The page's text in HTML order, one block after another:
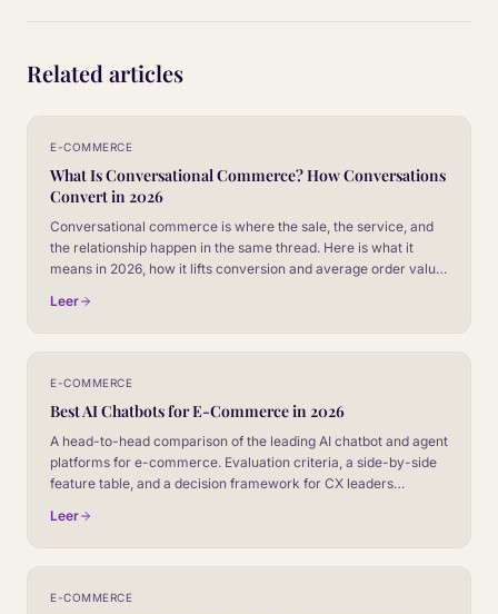
Related articles
E-COMMERCE
What Is Conversational Commerce? How Conversations
Convert in 2026
Conversational commerce is where the sale, the service, and
the relationship happen in the same thread. Here is what it
means in 2026, how it lifts conversion and average order value,
work.
Leer
E-COMMERCE
Best AI Chatbots for E-Commerce in 2026
A head-to-head comparison of the leading AI chatbot and agent
platforms for e-commerce. Evaluation criteria, a side-by-side
feature table, and a decision framework for CX leaders
Leer
E-COMMERCE